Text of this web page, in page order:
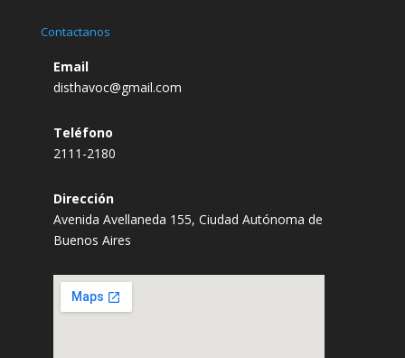
Contactanos
Email
disthavoc@gmail.com
Teléfono
2111-2180
Dirección
Avenida Avellaneda 155, Ciudad Autónoma de
Buenos Aires